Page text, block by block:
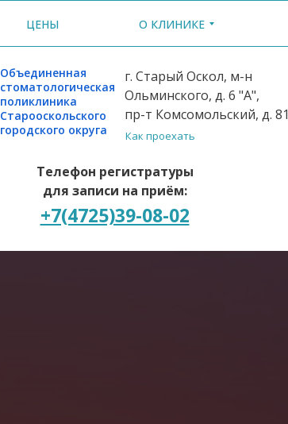
ЦЕНЫ О КЛИНИКЕ
Объединенная
стоматологическая
поликлиника
Старооскольского
городского округа
г. Старый Оскол, м-н
Ольминского, д. 6 "А",
пр-т Комсомольский, д. 81
Как проехать
Телефон регистратуры
для записи на приём:
+7(4725)39-08-02